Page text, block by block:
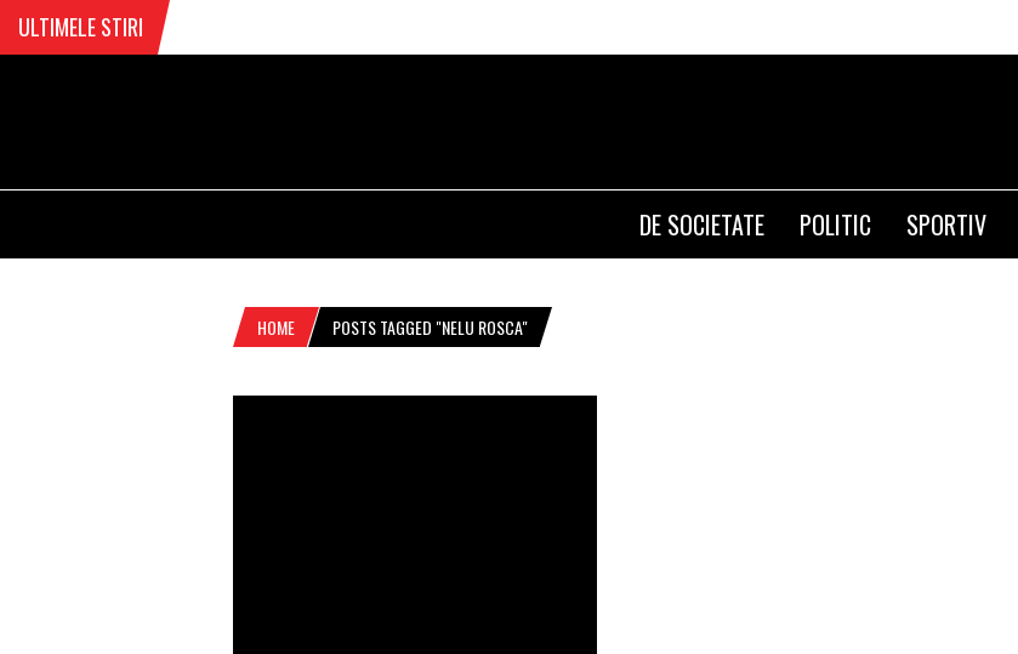
ULTIMELE STIRI
DE SOCIETATE POLITIC SPORTIV
HOME POSTS TAGGED "NELU ROSCA"